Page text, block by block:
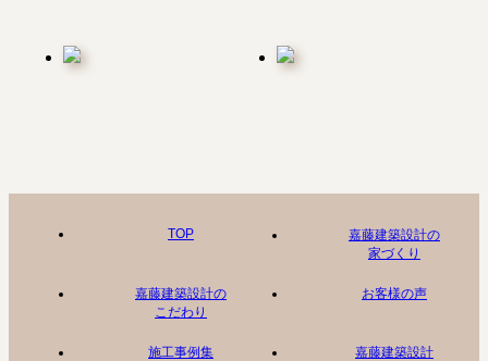
TOP
嘉藤建築設計の
家づくり
嘉藤建築設計の
こだわり
お客様の声
施工事例集
嘉藤建築設計